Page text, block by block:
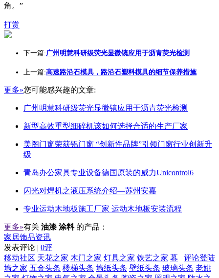
角。”
打赏
下一篇:广州明慧科研级荧光显微镜应用于沥青荧光检测
上一篇:高速路沿石模具，路沿石塑料模具的细节保养措施
更多»您可能感兴趣的文章:
广州明慧科研级荧光显微镜应用于沥青荧光检测
新型高效重型细碎机该如何选择合适的生产厂家
美阁门窗荣获铝门窗 “创新性品牌”引领门窗行业创新升
级
青岛办公家具专业设备德国原装的威力Unicontrol6
闪光对焊机之液压系统介绍—苏州安嘉
专业运动木地板施工厂家 运动木地板安装流程
更多»有关 油漆 涂料 的产品：
家居饰品资讯
发表评论 | 0评
评论登陆
移动社区 天花之家 木门之家 灯具之家 铁艺之家 幕
墙之家 五金头条 楼梯头条 墙纸头条 壁纸头条 玻璃头条 老姚